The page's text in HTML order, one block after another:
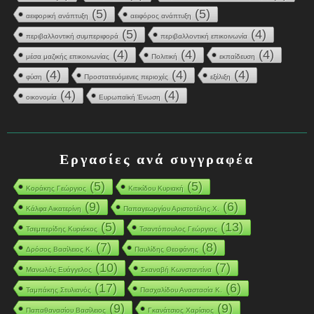
αειφορική ανάπτυξη (5) αειφόρος ανάπτυξη (5)
περιβαλλοντική συμπεριφορά (5) περιβαλλοντική επικοινωνία (4)
μέσα μαζικής επικοινωνίας (4) Πολιτική (4) εκπαίδευση (4)
φύση (4) Προστατευόμενες περιοχές (4) εξέλιξη (4)
οικονομία (4) Ευρωπαϊκή Ένωση (4)
Εργασίες ανά συγγραφέα
Κοράκης Γεώργιος(5) Κιτικίδου Κυριακή(5)
Κάλφα Αικατερίνη(9) Παπαγεωργίου Αριστοτέλης Χ. (6)
Τσεμπερίδης Κυριάκος(5) Τσαντόπουλος Γεώργιος(13)
Δρόσος Βασίλειος Κ. (7) Παυλίδης Θεοφάνης(8)
Μανωλάς Ευάγγελος(10) Σκαναβή Κωνσταντίνα(7)
Ταμπάκης Στυλιανός(17) Πασχαλίδου Αναστασία Κ. (6)
Παπαθανασίου Βασίλειος(9) Γκανάτσιος Χαρίσιος(9)